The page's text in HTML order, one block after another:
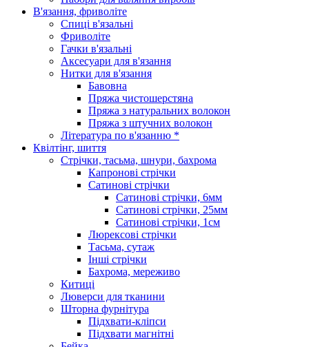
В'язання, фриволіте
Спиці в'язальні
Фриволіте
Гачки в'язальні
Аксесуари для в'язання
Нитки для в'язання
Бавовна
Пряжа чистошерстяна
Пряжа з натуральних волокон
Пряжа з штучних волокон
Література по в'язанню *
Квілтінг, шиття
Стрічки, тасьма, шнури, бахрома
Капронові стрічки
Сатинові стрічки
Сатинові стрічки, 6мм
Сатинові стрічки, 25мм
Сатинові стрічки, 1см
Люрексові стрічки
Тасьма, сутаж
Інші стрічки
Бахрома, мереживо
Китиці
Люверси для тканини
Шторна фурнітура
Підхвати-кліпси
Підхвати магнітні